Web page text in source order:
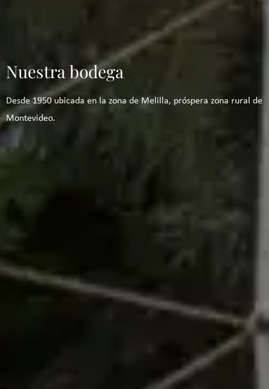
Nuestra bodega
Desde 1950 ubicada en la zona de Melilla, próspera zona rural de
Montevideo.